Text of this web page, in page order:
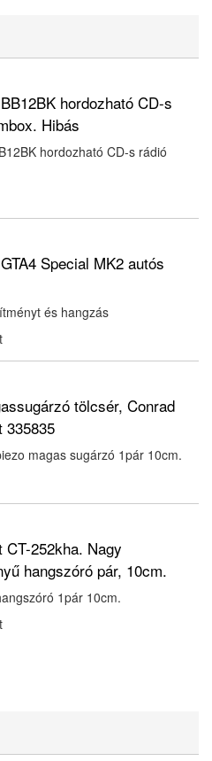
hordozható CD-s
Hibás
hordozható CD-s rádió
Special MK2 autós
és hangzás
tölcsér, Conrad
335835
magas sugárzó 1pár 10cm.
CT-252kha. Nagy
hangszóró pár, 10cm.
1pár 10cm.